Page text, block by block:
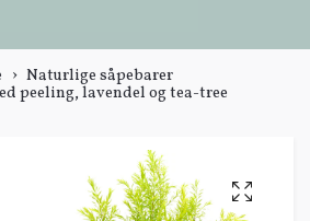
Naturlige såpebarer
peeling, lavendel og tea-tree